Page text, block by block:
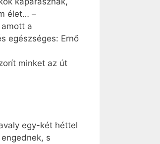
élet… –
a
egészséges: Ernő
minket az út
egy-két héttel
s